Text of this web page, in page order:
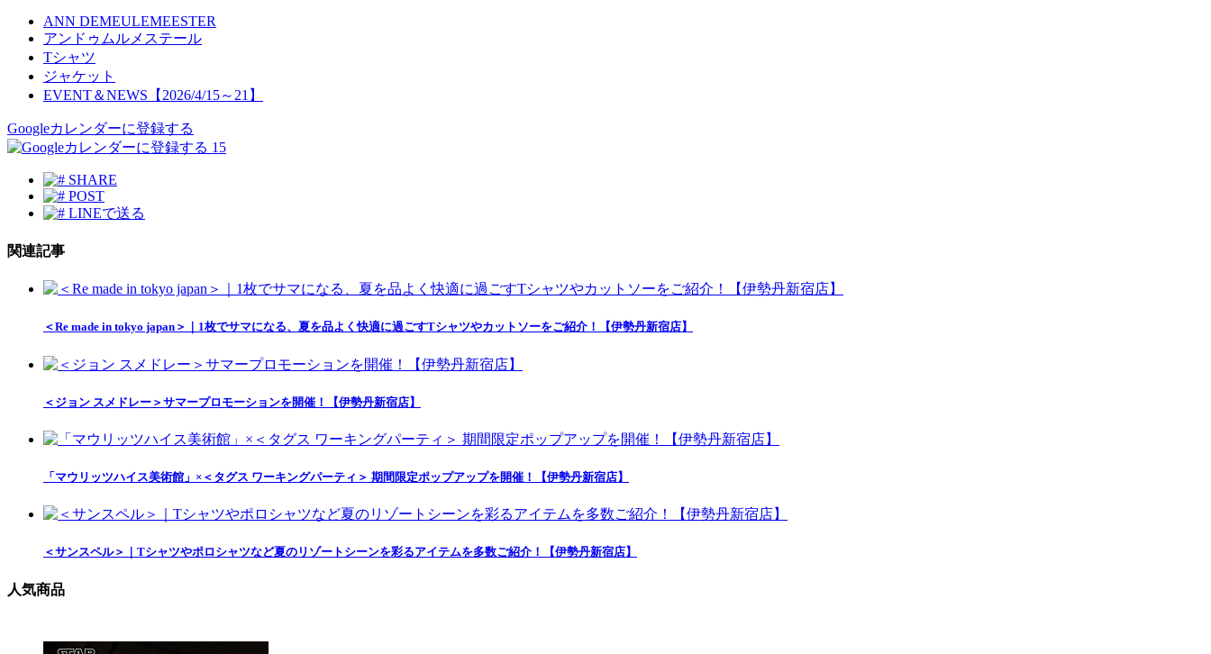
ANN DEMEULEMEESTER
アンドゥムルメステール
Tシャツ
ジャケット
EVENT＆NEWS【2026/4/15～21】
Googleカレンダーに登録する
15
SHARE
POST
LINEで送る
関連記事
＜Re made in tokyo japan＞｜1枚でサマになる、夏を品よく快適に過ごすTシャツやカットソーをご紹介！【伊勢丹新宿店】
＜ジョン スメドレー＞サマープロモーションを開催！【伊勢丹新宿店】
「マウリッツハイス美術館」×＜タグス ワーキングパーティ＞ 期間限定ポップアップを開催！【伊勢丹新宿店】
＜サンスペル＞｜Tシャツやポロシャツなど夏のリゾートシーンを彩るアイテムを多数ご紹介！【伊勢丹新宿店】
人気商品